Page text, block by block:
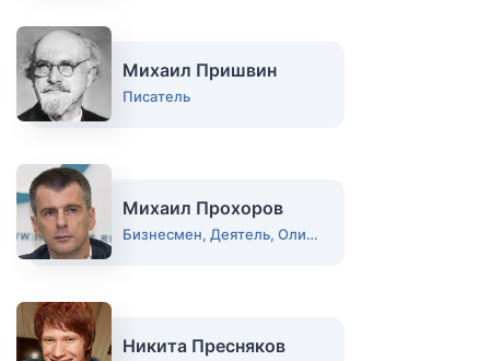
Михаил Пришвин
Писатель
Михаил Прохоров
Бизнесмен, Деятель, Олигарх
Никита Пресняков